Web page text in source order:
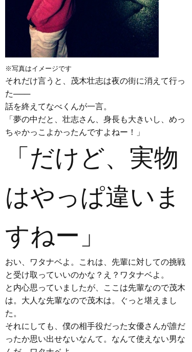
※写真はイメージです
それだけ言うと、茂木壮志は夜の街に消えて行っ
た───
話を終えてなべくんが一言。
「夢の中だと、壮志さん、身長も大きいし、めっ
ちゃかっこよかったんですよねー！」
「だけど、実物
はやっぱ違いま
すねー」
おい、ワタナベよ。これは、先輩に対しての挑戦
と受け取っていいのかな？え？ワタナベよ。
と内心思っていましたが、ここは先輩なので茂木
は。大人な先輩なので茂木は。ぐっと堪えまし
た。
それにしても、僕の相手役だった女優さんが誰だ
ったか思い出せないなんて。なんて使えない男な